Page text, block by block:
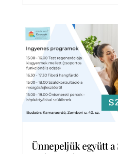
Ünnepeljük együtt a